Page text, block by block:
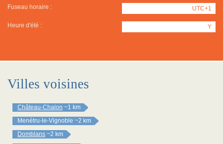
Fuseau horaire : UTC+1
Heure d'été : Y
Villes voisines
Château-Chalon ~1 km
Menétru-le-Vignoble ~2 km
Domblans ~2 km